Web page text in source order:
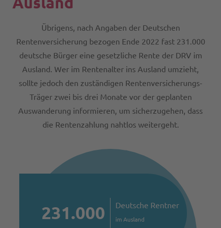
Übrigens, nach Angaben der Deutschen
Rentenversicherung bezogen Ende 2022 fast 231.000
deutsche Bürger eine gesetzliche Rente der DRV im
Ausland. Wer im Rentenalter ins Ausland umzieht,
sollte jedoch den zuständigen Rentenversicherungs-
Träger zwei bis drei Monate vor der geplanten
Auswanderung informieren, um sicherzugehen, dass
die Rentenzahlung nahtlos weitergeht.
231.000 Deutsche Rentner
im Ausland